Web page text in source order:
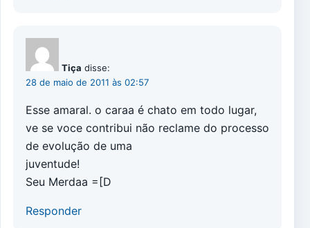
Tiça disse:
28 de maio de 2011 às 02:57
Esse amaral. o caraa é chato em todo lugar,
ve se voce contribui não reclame do processo
de evolução de uma
juventude!
Seu Merdaa =[D
Responder